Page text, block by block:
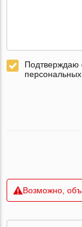
Подтверждаю
Возможно,